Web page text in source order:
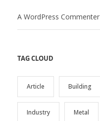
A WordPress Commenter
TAG CLOUD
Article Building
Industry Metal